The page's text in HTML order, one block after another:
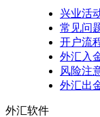
兴业活
常见问
开户流
外汇入
风险注
外汇出
外汇软件